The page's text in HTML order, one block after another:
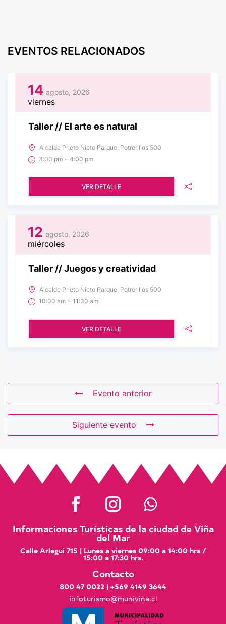
EVENTOS RELACIONADOS
14 agosto, 2026
viernes
Taller // El arte es natural
Alcalde Prieto Nieto Parque, Potrerillos 500
3:00 pm - 4:00 pm
VER DETALLE
12 agosto, 2026
miércoles
Taller // Juegos y creatividad
Alcalde Prieto Nieto Parque, Potrerillos 500
10:00 am - 11:30 am
VER DETALLE
Evento anterior
Siguiente evento
Informaciones Turísticas de la ciudad de Viña
del Mar
Calle Arlegui 715 | Lunes a viernes 09:00 a 14:00 hrs /
15:00 a 17:30 hrs.
Contacto
800 47 0022 | +569 4149 3644
infoturismo@munivina.cl